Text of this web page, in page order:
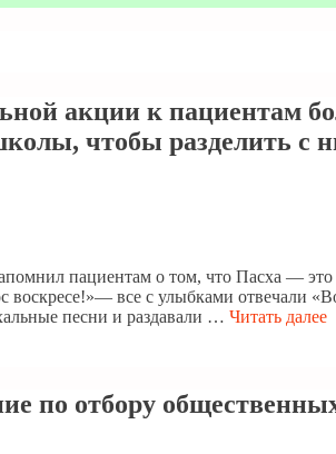
акции к пациентам
чтобы разделить с
пациентам о том, что Пасха —
все с улыбками отвечали
песни и раздавали … Читать далее
по отбору